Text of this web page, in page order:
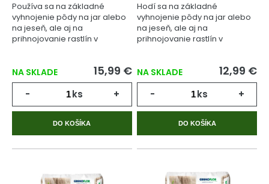
Používa sa na základné
vyhnojenie pôdy na jar alebo
na jeseň, ale aj na
prihnojovanie rastlín v
NA SKLADE 15,99 €
- ks +
DO KOŠÍKA
Hodí sa na základné
vyhnojenie pôdy na jar alebo
na jeseň, ale aj na
prihnojovanie rastlín v
NA SKLADE 12,99 €
- ks +
DO KOŠÍKA